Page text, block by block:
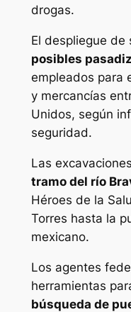
drogas.
El despliegue
posibles
empleados para
y mercancías
Unidos, según
seguridad.
Las excavaciones
tramo del río
Héroes de la
Torres hasta la
mexicano.
Los agentes
herramientas
búsqueda de